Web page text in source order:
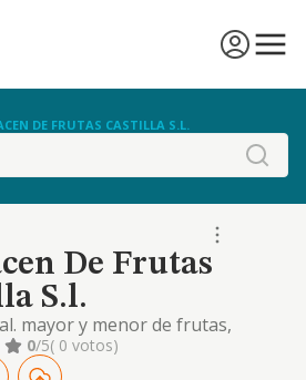
DE FRUTAS CASTILLA S.L.
De Frutas
S.l.
mayor y menor de frutas,
y todo tipo de
0/5( 0 votos)